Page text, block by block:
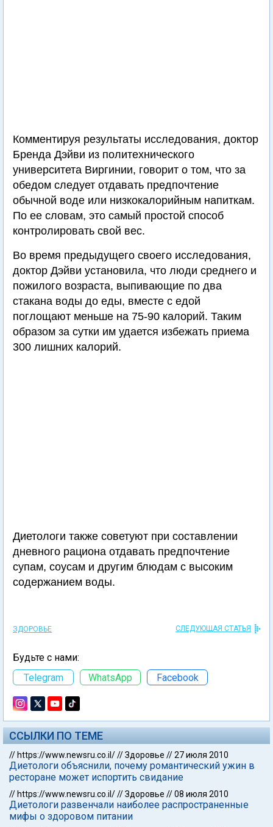
Комментируя результаты исследования, доктор
Бренда Дэйви из политехнического
университета Виргинии, говорит о том, что за
обедом следует отдавать предпочтение
обычной воде или низкокалорийным напиткам.
По ее словам, это самый простой способ
контролировать свой вес.
Во время предыдущего своего исследования,
доктор Дэйви установила, что люди среднего и
пожилого возраста, выпивающие по два
стакана воды до еды, вместе с едой
поглощают меньше на 75-90 калорий. Таким
образом за сутки им удается избежать приема
300 лишних калорий.
Диетологи также советуют при составлении
дневного рациона отдавать предпочтение
супам, соусам и другим блюдам с высоким
содержанием воды.
ЗДОРОВЬЕ СЛЕДУЮЩАЯ СТАТЬЯ
Будьте с нами:
Telegram
WhatsApp Facebook
ССЫЛКИ ПО ТЕМЕ
// https://www.newsru.co.il///Здоровье //27 июля 2010
Диетологи объяснили, почему романтический ужин в
ресторане может испортить свидание
// https://www.newsru.co.il///Здоровье //08 июля 2010
Диетологи развенчали наиболее распространенные
мифы о здоровом питании